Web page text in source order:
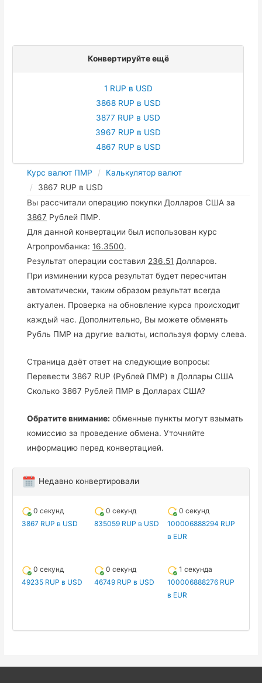
Конвертируйте ещё
1 RUP в USD
3868 RUP в USD
3877 RUP в USD
3967 RUP в USD
4867 RUP в USD
Курс валют ПМР
Калькулятор валют
3867 RUP в USD
Вы рассчитали операцию покупки Долларов США за
3867 Рублей ПМР.
Для данной конвертации был использован курс
Агропромбанка:16.3500.
Результат операции составил 236.51 Долларов.
При изминении курса результат будет пересчитан
автоматически, таким образом результат всегда
актуален. Проверка на обновление курса происходит
каждый час. Дополнительно, Вы можете обменять
Рубль ПМР на другие валюты, используя форму слева.
Страница даёт ответ на следующие вопросы:
Перевести 3867 RUP (Рублей ПМР) в Доллары США
Сколько 3867 Рублей ПМР в Долларах США?
Обратите внимание: обменные пункты могут взымать
комиссию за проведение обмена. Уточняйте
информацию перед конвертацией.
Недавно конвертировали
0 секунд
3867 RUP в USD
0 секунд
835059 RUP в USD
0 секунд
100006888294 RUP
в EUR
0 секунд
49235 RUP в USD
0 секунд
46749 RUP в USD
1 секунда
100006888276 RUP
в EUR